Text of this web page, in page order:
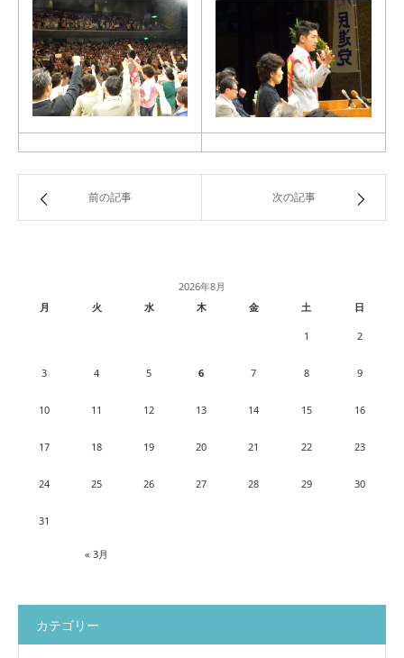
前の記事 次の記事
2026年8月
月
火 水 木 金 土 日
« 3月
1 2
3 4 5 6 7 8 9
10 11 12 13 14 15 16
17 18 19 20 21 22 23
24 25 26 27 28 29 30
31
カテゴリー